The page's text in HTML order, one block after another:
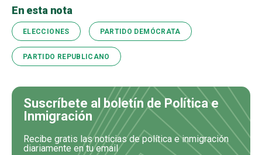
En esta nota
ELECCIONES PARTIDO DEMÓCRATA
PARTIDO REPUBLICANO
Suscríbete al boletín de Política e
Inmigración
Recibe gratis las noticias de política e inmigración
diariamente en tu email